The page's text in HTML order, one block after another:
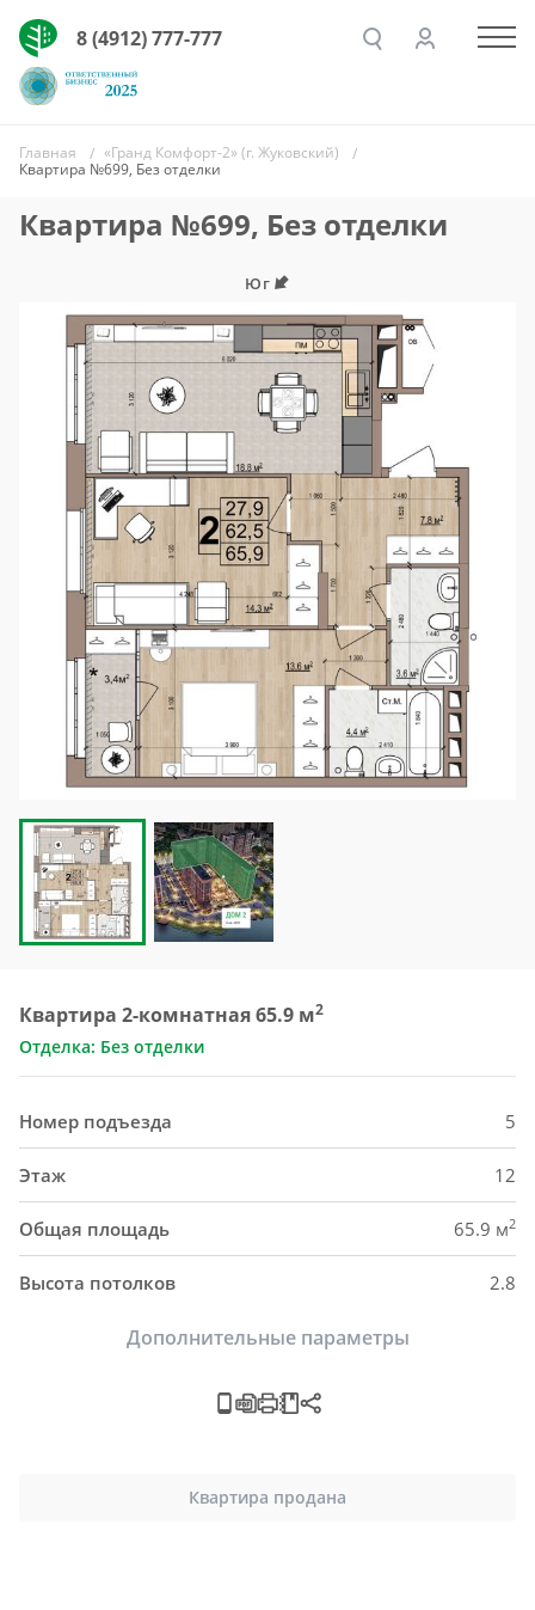
8 (4912) 777-777
Главная
«Гранд Комфорт-2» (г. Жуковский)
Квартира №699, Без отделки
Квартира №699, Без отделки
Юг
Квартира 2-комнатная 65.9 м2
Отделка: Без отделки
Номер подъезда 5
Этаж 12
Общая площадь 65.9 м2
Высота потолков 2.8
Дополнительные параметры
Квартира продана